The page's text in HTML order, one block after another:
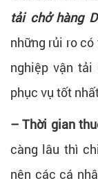
tải chở hàng
những rủi ro
nghiệp vận tải
phục vụ tốt
– Thời gian
càng lâu thì
nên các cá